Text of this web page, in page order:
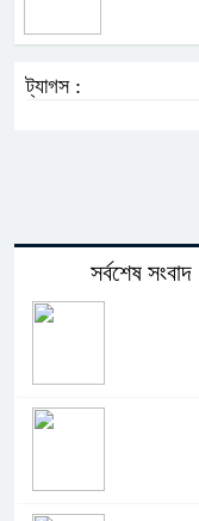
ট্যাগস :
সর্বশেষ সংবাদ